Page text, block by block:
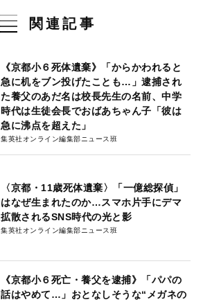
関連記事
《京都小６死体遺棄》「からかわれると
急に机をブン投げたことも…」逮捕され
た養父のあだ名は校長先生の名前、中学
時代は生徒会長でおばあちゃん子「彼は
急に沸点を超えた」
集英社オンライン編集部ニュース班
〈京都・11歳死体遺棄〉「一億総探偵」
はなぜ生まれたのか…スマホ片手にデマ
拡散されるSNS時代の光と影
集英社オンライン編集部ニュース班
《京都小６死亡・養父を逮捕》「パパの
話はやめて…」おとなしそうな“メガネの